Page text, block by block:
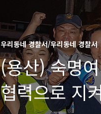
우리동네 경찰서/우리동네 경찰서
(용산) 숙명
협력으로 지